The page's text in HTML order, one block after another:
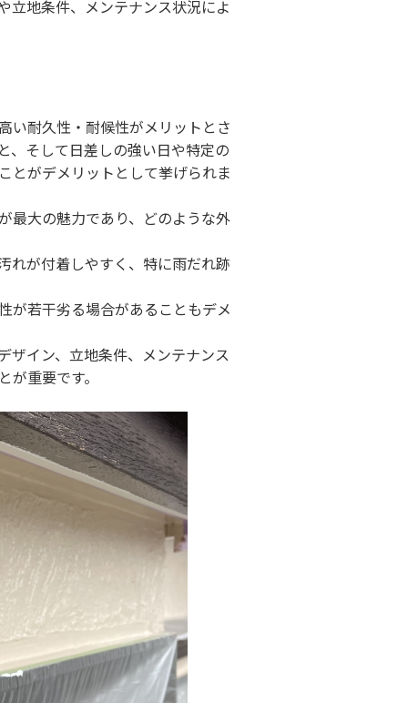
立地条件、メンテナンス状況によ
い耐久性・耐候性がメリットとさ
、そして日差しの強い日や特定の
とがデメリットとして挙げられま
最大の魅力であり、どのような外
れが付着しやすく、特に雨だれ跡
が若干劣る場合があることもデメ
ザイン、立地条件、メンテナンス
重要です。